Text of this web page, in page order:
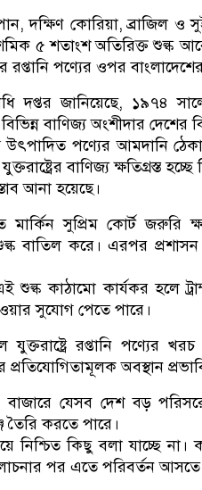
দক্ষিণ কোরিয়া, ব্রাজিল ও
৫ শতাংশ অতিরিক্ত শুল্ক
রপ্তানি পণ্যের ওপর
দপ্তর জানিয়েছে, ১৯৭৪
বাণিজ্য অংশীদার দেশের
পণ্যের আমদানি
বাণিজ্য ক্ষতিগ্রস্ত
আনা হয়েছে।
মার্কিন সুপ্রিম কোর্ট
বাতিল করে। এরপর প্রশাসন
শুল্ক কাঠামো কার্যকর হলে
সুযোগ পেতে পারে।
যুক্তরাষ্ট্রে রপ্তানি পণ্যের
অবস্থান
বাজারে যেসব দেশ বড়
তৈরি করতে পারে।
কিছু বলা যাচ্ছে না।
পর এতে পরিবর্তন আসতে